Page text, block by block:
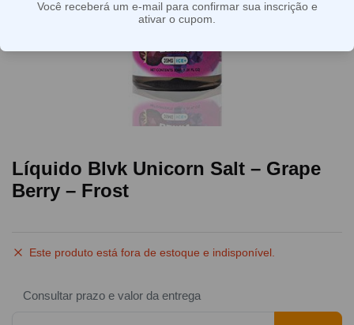
Líquido Blvk Unicorn Salt – Grape
Berry – Frost
Este produto está fora de estoque e indisponível.
Consultar prazo e valor da entrega
Você receberá um e-mail para confirmar sua inscrição e
ativar o cupom.